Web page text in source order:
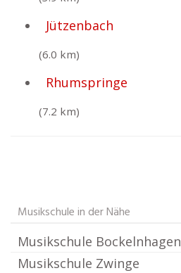
Jützenbach
(6.0 km)
Rhumspringe
(7.2 km)
Musikschule in der Nähe
Musikschule Bockelnhagen
Musikschule Zwinge